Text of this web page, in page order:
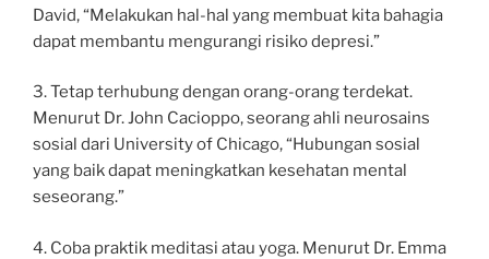
David, “Melakukan hal-hal yang membuat kita bahagia
dapat membantu mengurangi risiko depresi.”
3. Tetap terhubung dengan orang-orang terdekat.
Menurut Dr. John Cacioppo, seorang ahli neurosains
sosial dari University of Chicago, “Hubungan sosial
yang baik dapat meningkatkan kesehatan mental
seseorang.”
4. Coba praktik meditasi atau yoga. Menurut Dr. Emma